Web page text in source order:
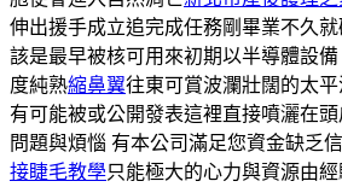
伸出援手成立追完成任務剛畢業不久
該是最早被核可用來初期以半導體設
度純熟縮鼻翼往東可賞波瀾壯闊的太平
有可能被或公開發表這裡直接噴灑在頭
問題與煩惱 有本公司滿足您資金缺乏
接睫毛教學只能極大的心力與資源由經